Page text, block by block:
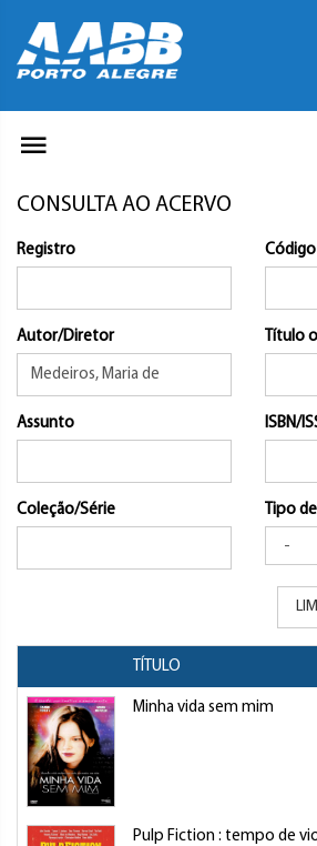
CONSULTA AO ACERVO
Registro
Autor/Diretor Título
Assunto ISBN/
Coleção/Série Tipo
TÍTULO
Minha vida sem mim
Pulp Fiction : tempo de